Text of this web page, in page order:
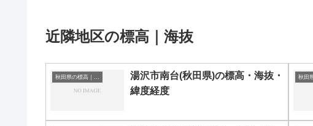
近隣地区の標高｜海抜
湯沢市南台(秋田県)の標高・海抜・
緯度経度